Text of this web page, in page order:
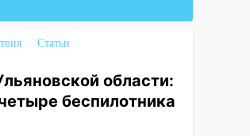
Статьи
области:
беспилотника